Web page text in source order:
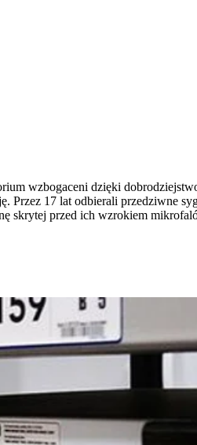
wzbogaceni dzięki
17 lat odbierali przedziwne
skrytej przed ich wzrokiem